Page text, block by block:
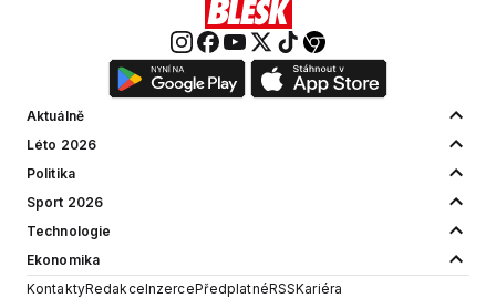
Aktuálně
Léto 2026
Politika
Sport 2026
Technologie
Ekonomika
KontaktyRedakceInzercePředplatnéRSSKariéra